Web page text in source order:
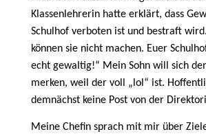
Klassenlehrerin hatte erklärt, dass
Schulhof verboten ist und bestraft
können sie nicht machen. Euer
echt gewaltig!“ Mein Sohn will sich
merken, weil der voll „lol“ ist.
demnächst keine Post von der
Meine Chefin sprach mit mir über